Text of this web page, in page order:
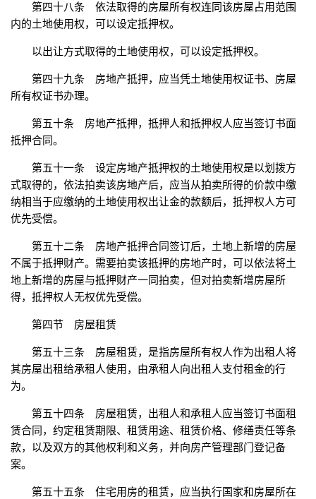
第四十八条 依法取得的房屋所有权连同该房屋占用范围
内的土地使用权，可以设定抵押权。
以出让方式取得的土地使用权，可以设定抵押权。
第四十九条 房地产抵押，应当凭土地使用权证书、房屋
所有权证书办理。
第五十条 房地产抵押，抵押人和抵押权人应当签订书面
抵押合同。
第五十一条 设定房地产抵押权的土地使用权是以划拨方
式取得的，依法拍卖该房地产后，应当从拍卖所得的价款中缴
纳相当于应缴纳的土地使用权出让金的款额后，抵押权人方可
优先受偿。
第五十二条 房地产抵押合同签订后，土地上新增的房屋
不属于抵押财产。需要拍卖该抵押的房地产时，可以依法将土
地上新增的房屋与抵押财产一同拍卖，但对拍卖新增房屋所
得，抵押权人无权优先受偿。
第四节 房屋租赁
第五十三条 房屋租赁，是指房屋所有权人作为出租人将
其房屋出租给承租人使用，由承租人向出租人支付租金的行
为。
第五十四条 房屋租赁，出租人和承租人应当签订书面租
赁合同，约定租赁期限、租赁用途、租赁价格、修缮责任等条
款，以及双方的其他权利和义务，并向房产管理部门登记备
案。
第五十五条 住宅用房的租赁，应当执行国家和房屋所在